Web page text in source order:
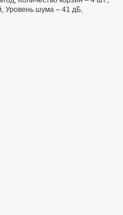
Уровень шума – 41 дБ,